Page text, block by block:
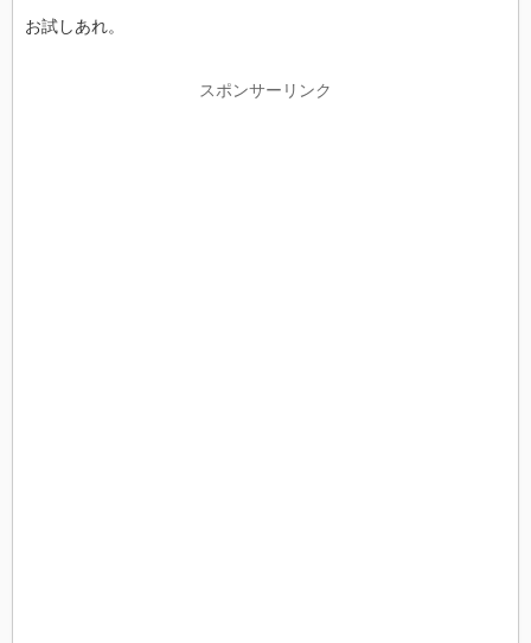
お試しあれ。
スポンサーリンク